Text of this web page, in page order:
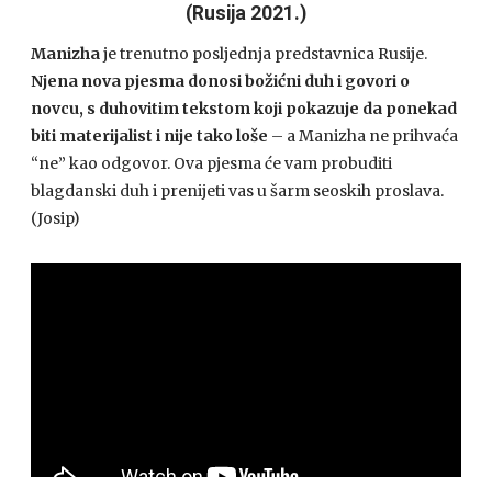
(Rusija 2021.)
Manizhaje trenutno posljednja predstavnica Rusije.
Njena nova pjesma donosi božićni duh i govori o
novcu, s duhovitim tekstom koji pokazuje da ponekad
biti materijalist i nije tako loše – a Manizha ne prihvaća
“ne” kao odgovor. Ova pjesma će vam probuditi
blagdanski duh i prenijeti vas u šarm seoskih proslava.
(Josip)